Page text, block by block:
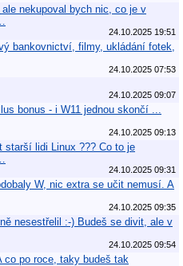
nekupoval bych nic, co je v
24.10.2025 19:51
bankovnictví, filmy, ukládání fotek,
24.10.2025 07:53
24.10.2025 09:07
bonus - i W11 jednou skončí ...
24.10.2025 09:13
starší lidi Linux ??? Co to je
24.10.2025 09:31
W, nic extra se učit nemusí. A
24.10.2025 09:35
nesestřelil :-) Budeš se divit, ale v
24.10.2025 09:54
co po roce, taky budeš tak